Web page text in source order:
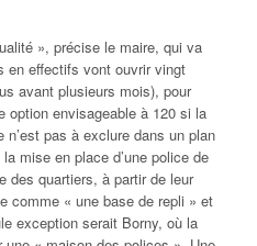
», précise le maire, qui va
en effectifs vont ouvrir vingt
avant plusieurs mois), pour
option envisageable à 120 si la
pas à exclure dans un plan
mise en place d’une police de
des quartiers, à partir de leur
comme « une base de repli » et
exception serait Borny, où la